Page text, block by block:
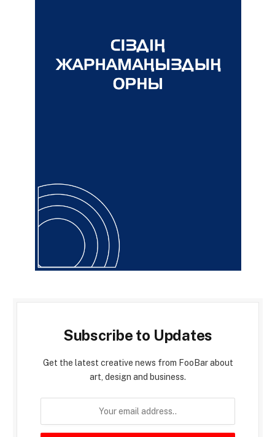
Subscribe to Updates
Get the latest creative news from FooBar about
art, design and business.